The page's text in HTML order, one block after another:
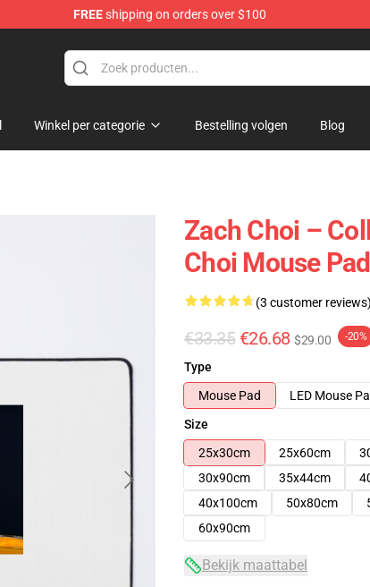
FREEshipping on orders over $100
Winkel per categorie Bestelling volgen Blog
Zach Choi –
Choi Mouse
(3 customer reviews)
€33.35 €26.68 $29.00 -20%
Type
Mouse Pad
LED Mouse
Size
25x30cm
25x60cm
30x90cm
35x44cm
40x100cm
50x80cm
60x90cm
Bekijk maattabel